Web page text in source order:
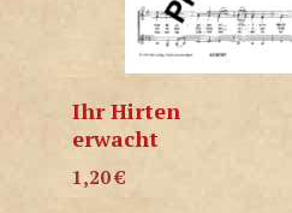
Ihr Hirten
erwacht
1,20€